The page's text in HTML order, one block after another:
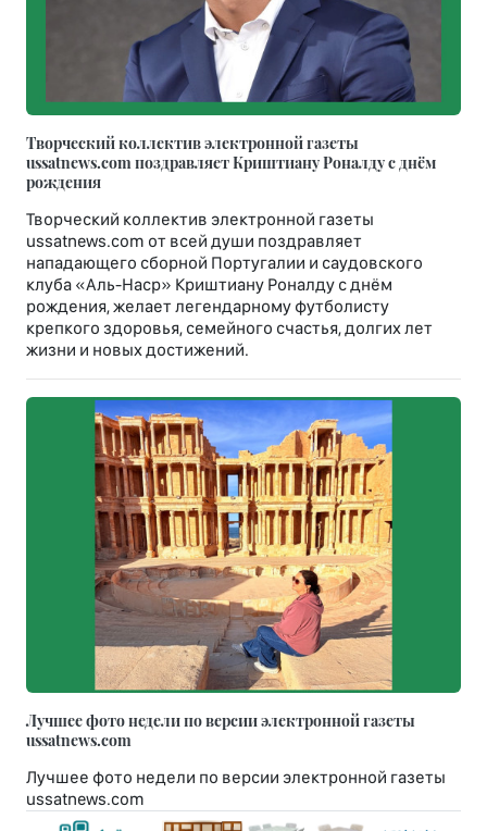
Творческий коллектив электронной газеты
ussatnews.com поздравляет Криштиану Роналду с днём
рождения
Творческий коллектив электронной газеты
ussatnews.com от всей души поздравляет
нападающего сборной Португалии и саудовского
клуба «Аль-Наср» Криштиану Роналду с днём
рождения, желает легендарному футболисту
крепкого здоровья, семейного счастья, долгих лет
жизни и новых достижений.
Лучшее фото недели по версии электронной газеты
ussatnews.com
Лучшее фото недели по версии электронной газеты
ussatnews.com